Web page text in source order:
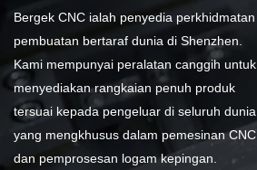
Bergek CNC ialah penyedia perkhidmatan
pembuatan bertaraf dunia di Shenzhen.
Kami mempunyai peralatan canggih untuk
menyediakan rangkaian penuh produk
tersuai kepada pengeluar di seluruh dunia,
yang mengkhusus dalam pemesinan CNC
dan pemprosesan logam kepingan.